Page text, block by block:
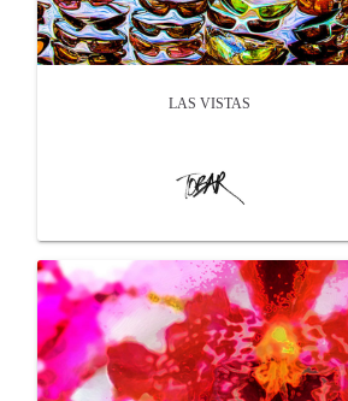
LAS VISTAS